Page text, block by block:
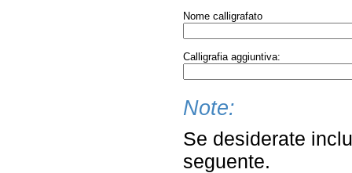
Nome calligrafato
Calligrafia aggiuntiva:
Note:
Se desiderate
seguente.